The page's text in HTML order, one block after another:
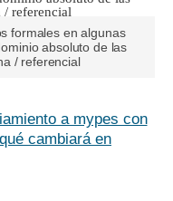
formales en algunas
absoluto de las
/ referencial
a mypes con
cambiará en